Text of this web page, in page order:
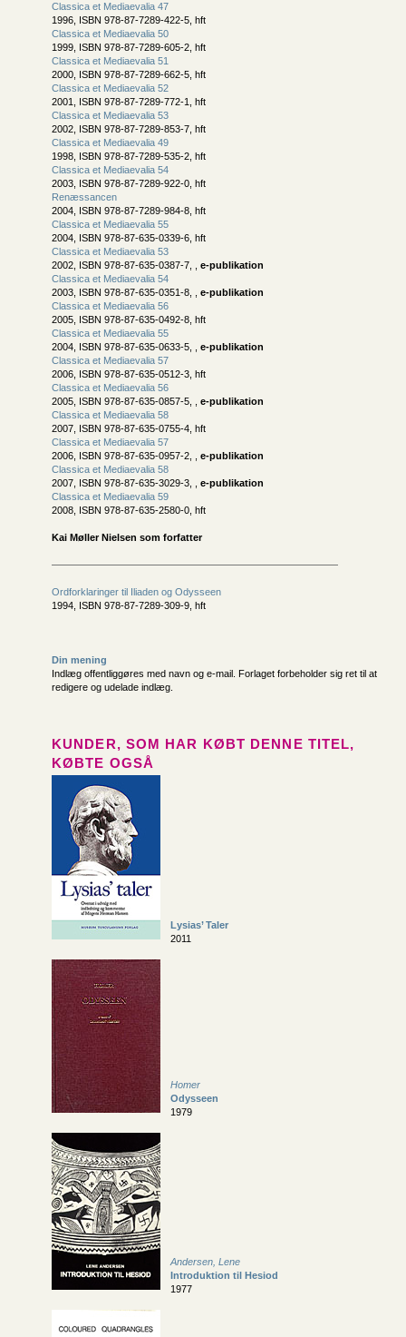
Classica et Mediaevalia 47
1996, ISBN 978-87-7289-422-5, hft
Classica et Mediaevalia 50
1999, ISBN 978-87-7289-605-2, hft
Classica et Mediaevalia 51
2000, ISBN 978-87-7289-662-5, hft
Classica et Mediaevalia 52
2001, ISBN 978-87-7289-772-1, hft
Classica et Mediaevalia 53
2002, ISBN 978-87-7289-853-7, hft
Classica et Mediaevalia 49
1998, ISBN 978-87-7289-535-2, hft
Classica et Mediaevalia 54
2003, ISBN 978-87-7289-922-0, hft
Renæssancen
2004, ISBN 978-87-7289-984-8, hft
Classica et Mediaevalia 55
2004, ISBN 978-87-635-0339-6, hft
Classica et Mediaevalia 53
2002, ISBN 978-87-635-0387-7, , e-publikation
Classica et Mediaevalia 54
2003, ISBN 978-87-635-0351-8, , e-publikation
Classica et Mediaevalia 56
2005, ISBN 978-87-635-0492-8, hft
Classica et Mediaevalia 55
2004, ISBN 978-87-635-0633-5, , e-publikation
Classica et Mediaevalia 57
2006, ISBN 978-87-635-0512-3, hft
Classica et Mediaevalia 56
2005, ISBN 978-87-635-0857-5, , e-publikation
Classica et Mediaevalia 58
2007, ISBN 978-87-635-0755-4, hft
Classica et Mediaevalia 57
2006, ISBN 978-87-635-0957-2, , e-publikation
Classica et Mediaevalia 58
2007, ISBN 978-87-635-3029-3, , e-publikation
Classica et Mediaevalia 59
2008, ISBN 978-87-635-2580-0, hft
Kai Møller Nielsen som forfatter
Ordforklaringer til Iliaden og Odysseen
1994, ISBN 978-87-7289-309-9, hft
Din mening
Indlæg offentliggøres med navn og e-mail. Forlaget forbeholder sig ret til at
redigere og udelade indlæg.
KUNDER, SOM HAR KØBT DENNE TITEL,
KØBTE OGSÅ
Lysias’ Taler
2011
Homer
Odysseen
1979
Andersen, Lene
Introduktion til Hesiod
1977